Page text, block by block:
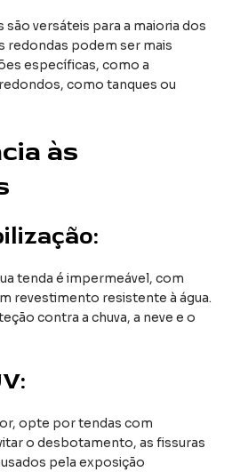
versáteis para a maioria dos
redondas podem ser mais
específicas, como a
como tanques ou
às
tenda é impermeável, com
revestimento resistente à água.
contra a chuva, a neve e o
opte por tendas com
o desbotamento, as fissuras
pela exposição